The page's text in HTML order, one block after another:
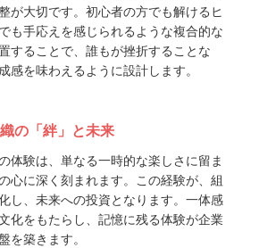
が大切です。初心者の方でも解けるヒ
も手応えを感じられるような複合的な
することで、誰もが挫折することな
感を味わえるように設計します。
の「絆」と未来
体験は、単なる一時的な楽しさに留ま
心に深く刻まれます。この経験が、組
し、未来への投資となります。一体感
化をもたらし、記憶に残る体験が企業
を築きます。